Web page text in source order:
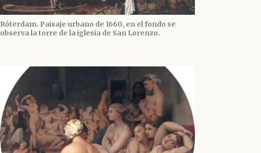
Róterdam. Paisaje urbano de 1660, en el fondo se
observa la torre de la iglesia de San Lorenzo.